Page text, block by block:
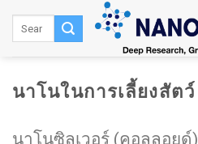
นาโนในการเลี้ยงสัตว์
นาโนซิลเวอร์ (คอลลอยด์)